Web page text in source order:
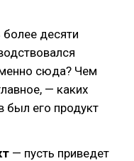
десяти
сюда? Чем
— каких
был его продукт
— пусть приведет